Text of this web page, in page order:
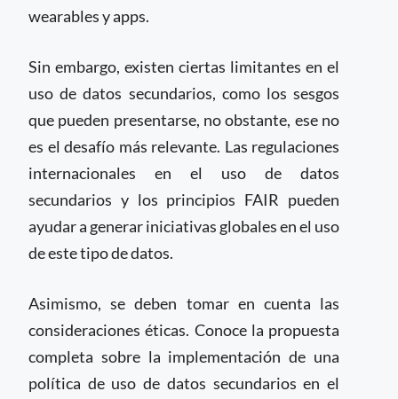
wearables y apps.
Sin embargo, existen ciertas limitantes en el
uso de datos secundarios, como los sesgos
que pueden presentarse, no obstante, ese no
es el desafío más relevante. Las regulaciones
internacionales en el uso de datos
secundarios y los principios FAIR pueden
ayudar a generar iniciativas globales en el uso
de este tipo de datos.
Asimismo, se deben tomar en cuenta las
consideraciones éticas. Conoce la propuesta
completa sobre la implementación de una
política de uso de datos secundarios en el